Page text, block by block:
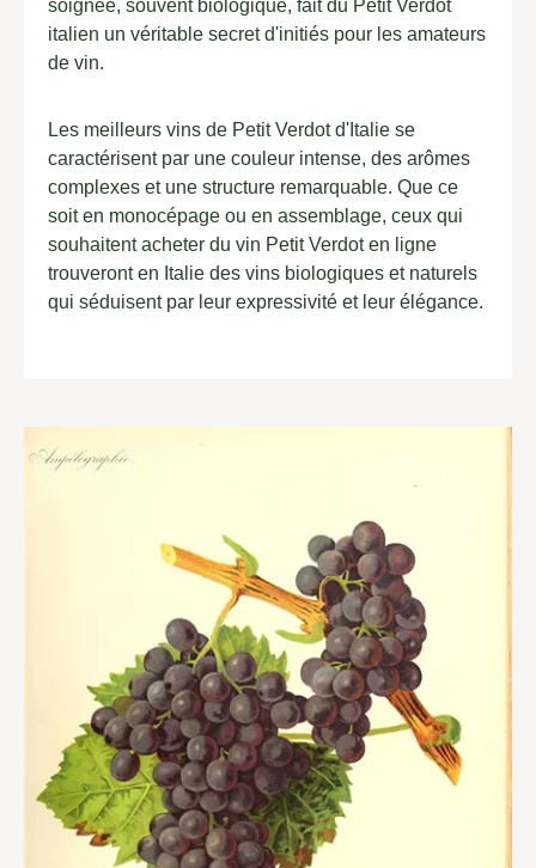
soignée, souvent biologique, fait du Petit Verdot
italien un véritable secret d'initiés pour les amateurs
de vin.
Les meilleurs vins de Petit Verdot d'Italie se
caractérisent par une couleur intense, des arômes
complexes et une structure remarquable. Que ce
soit en monocépage ou en assemblage, ceux qui
souhaitent acheter du vin Petit Verdot en ligne
trouveront en Italie des vins biologiques et naturels
qui séduisent par leur expressivité et leur élégance.